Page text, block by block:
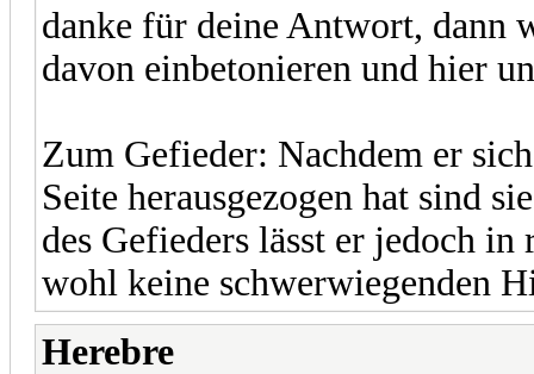
danke für deine Antwort, dann
davon einbetonieren und hier
Zum Gefieder: Nachdem er
Seite herausgezogen hat sind
des Gefieders lässt er jedoch
wohl keine schwerwiegenden
Herebre